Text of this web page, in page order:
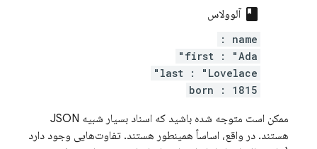
class آلوولاس
name :
first : "Ada"
last : "Lovelace"
born : 1815
ممکن است متوجه شده باشید که اسناد بسیار شبیه JSON
هستند. در واقع، اساساً همینطور هستند. تفاوت‌هایی وجود دارد